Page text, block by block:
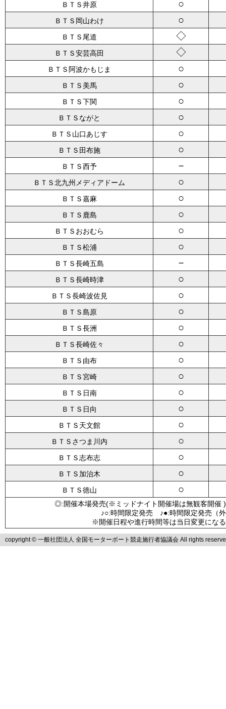
ＢＴＳ井原 ○
ＢＴＳ岡山わけ ○
ＢＴＳ尾道 ◇
ＢＴＳ安芸高田 ◇
ＢＴＳ阿波かもじま ○
ＢＴＳ美馬 ○
ＢＴＳ下関 ○
ＢＴＳながと ○
ＢＴＳ山口あじす ○
ＢＴＳ田布施 ○
ＢＴＳ西予 －
ＢＴＳ北九州メディアドーム ○
ＢＴＳ嘉麻 ○
ＢＴＳ鹿島 ○
ＢＴＳおおむら ○
ＢＴＳ松浦 ○
ＢＴＳ長崎五島 －
ＢＴＳ長崎時津 ○
ＢＴＳ長崎波佐見 ○
ＢＴＳ島原 ○
ＢＴＳ長洲 ○
ＢＴＳ長崎佐々 ○
ＢＴＳ由布 ○
ＢＴＳ宮崎 ○
ＢＴＳ日南 ○
ＢＴＳ日向 ○
ＢＴＳ天文館 ○
ＢＴＳさつま川内 ○
ＢＴＳ志布志 ○
ＢＴＳ加治木 ○
ＢＴＳ徳山 ○
◎:開催本場発売(※ミッドナイト開催場は無観客
♪○:時間限定発売 ♪●:時間限定発売
※開催日程や進行時間等は当日変更にな
copyright © 一般社団法人 全国モーターボート競走施行者協議会 All rights